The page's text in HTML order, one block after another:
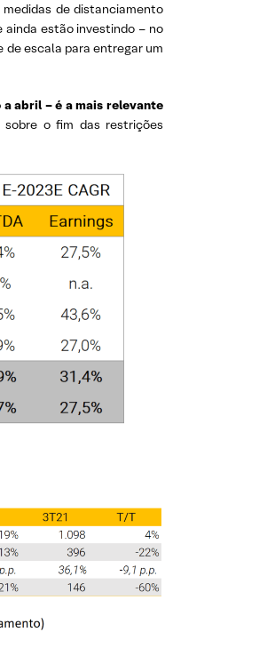
de distanciamento
estão investindo – no
de escala para entregar um
abril – é a mais relevante
sobre o fim das restrições